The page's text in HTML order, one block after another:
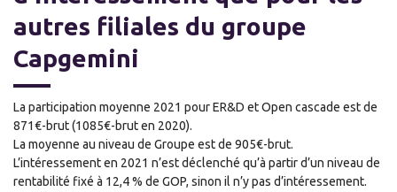
autres filiales du groupe
Capgemini
La participation moyenne 2021 pour ER&D et Open cascade est de
871€-brut (1085€-brut en 2020).
La moyenne au niveau de Groupe est de 905€-brut.
L’intéressement en 2021 n’est déclenché qu’à partir d’un niveau de
rentabilité fixé à 12,4 % de GOP, sinon il n’y pas d’intéressement.